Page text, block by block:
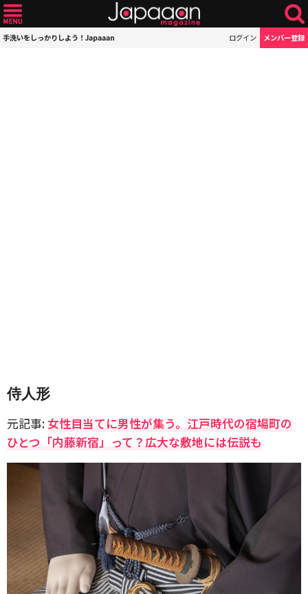
手洗いをしっかりしよう！Japaaan ログイン メンバー登録
侍人形
元記事:女性目当てに男性が集う。江戸時代の宿場町の
ひとつ「内藤新宿」って？広大な敷地には伝説も